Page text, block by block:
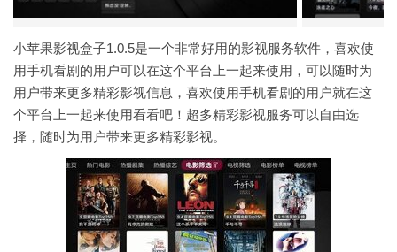
小苹果影视盒子1.0.5是一个非常好用的影视服务软件，喜欢使
用手机看剧的用户可以在这个平台上一起来使用，可以随时为
用户带来更多精彩影视信息，喜欢使用手机看剧的用户就在这
个平台上一起来使用看看吧！超多精彩影视服务可以自由选
择，随时为用户带来更多精彩影视。